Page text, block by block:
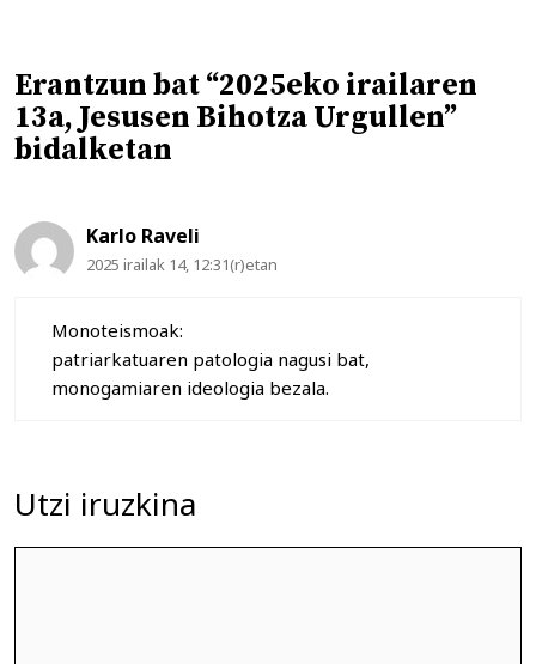
Erantzun bat “2025eko irailaren
13a, Jesusen Bihotza Urgullen”
bidalketan
Karlo Raveli
2025 irailak 14, 12:31(r)etan
Monoteismoak:
patriarkatuaren patologia nagusi bat,
monogamiaren ideologia bezala.
Utzi iruzkina